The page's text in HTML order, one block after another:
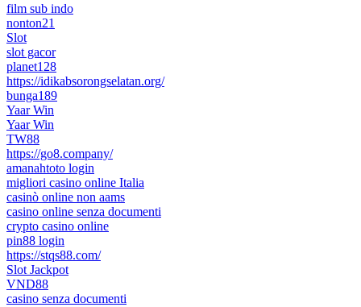
film sub indo
nonton21
Slot
slot gacor
planet128
https://idikabsorongselatan.org/
bunga189
Yaar Win
Yaar Win
TW88
https://go8.company/
amanahtoto login
migliori casino online Italia
casinò online non aams
casino online senza documenti
crypto casino online
pin88 login
https://stqs88.com/
Slot Jackpot
VND88
casino senza documenti